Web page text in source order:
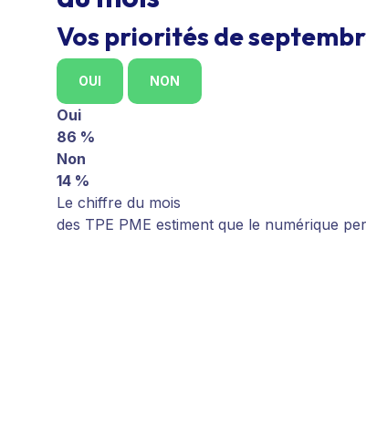
Vos priorités de
OUI NON
Oui
86 %
Non
14 %
Le chiffre du mois
des TPE PME estiment que le numérique